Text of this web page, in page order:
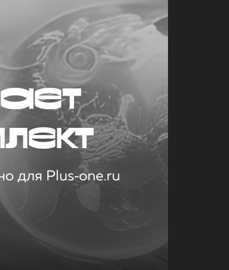
для Plus‑one.ru